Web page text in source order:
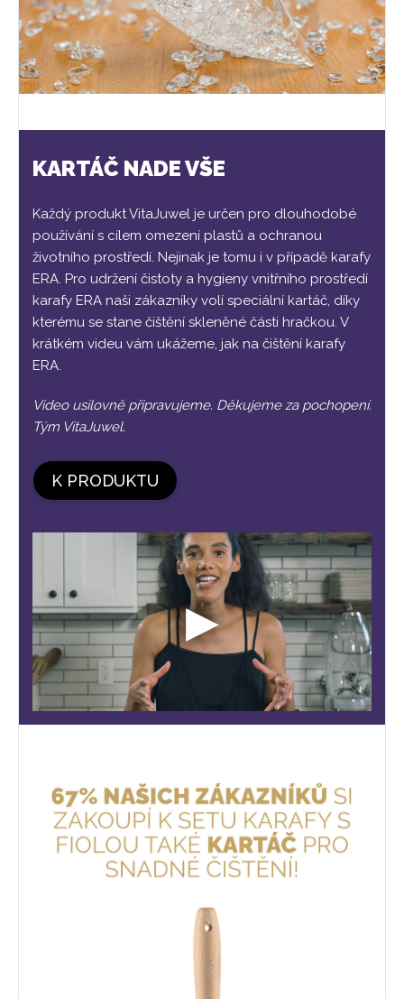
KARTÁČ NADE VŠE
Každý produkt VitaJuwel je určen pro dlouhodobé
používání s cílem omezení plastů a ochranou
životního prostředí. Nejinak je tomu i v případě karafy
ERA. Pro udržení čistoty a hygieny vnitřního prostředí
karafy ERA naši zákazníky volí speciální kartáč, díky
kterému se stane čištění skleněné části hračkou. V
krátkém videu vám ukážeme, jak na čištění karafy
ERA.
Video usilovně připravujeme. Děkujeme za pochopení.
Tým VitaJuwel.
K PRODUKTU